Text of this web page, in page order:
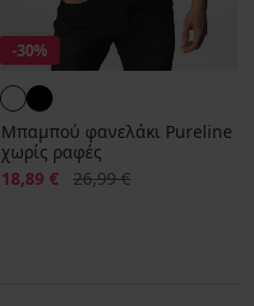
-30%
Μπαμπού φανελάκι Pureline
χωρίς ραφές
Έκπτωση
18,89 € Αρχική τιμή
26,99 €